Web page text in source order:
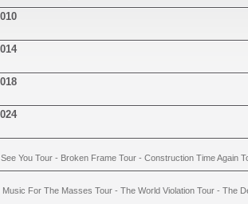
You Tour - Broken Frame Tour - Construction Time Again
For The Masses Tour - The World Violation Tour - The